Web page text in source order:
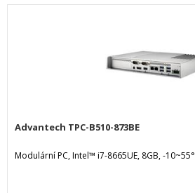
Advantech TPC-B510-873BE
Modulární PC, Intel™ i7-8665UE, 8GB, -